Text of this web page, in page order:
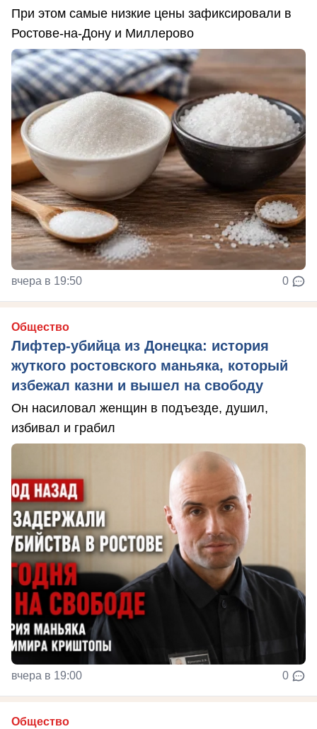
При этом самые низкие цены зафиксировали в
Ростове-на-Дону и Миллерово
вчера в 19:50 0
Общество
Лифтер-убийца из Донецка: история
жуткого ростовского маньяка, который
избежал казни и вышел на свободу
Он насиловал женщин в подъезде, душил,
избивал и грабил
вчера в 19:00 0
Общество